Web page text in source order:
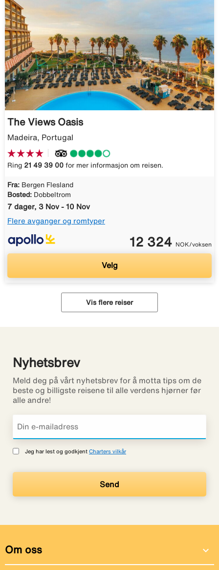
The Views Oasis
Madeira, Portugal
Ring 21 49 39 00 for mer informasjon om reisen.
Fra: Bergen Flesland
Bosted: Dobbeltrom
7 dager, 3 Nov - 10 Nov
Flere avganger og romtyper
12 324 NOK/voksen
Velg
Vis flere reiser
Nyhetsbrev
Meld deg på vårt nyhetsbrev for å motta tips om de
beste og billigste reisene til alle verdens hjørner før
alle andre!
Jeg har lest og godkjent Charters vilkår
Om oss expand_more